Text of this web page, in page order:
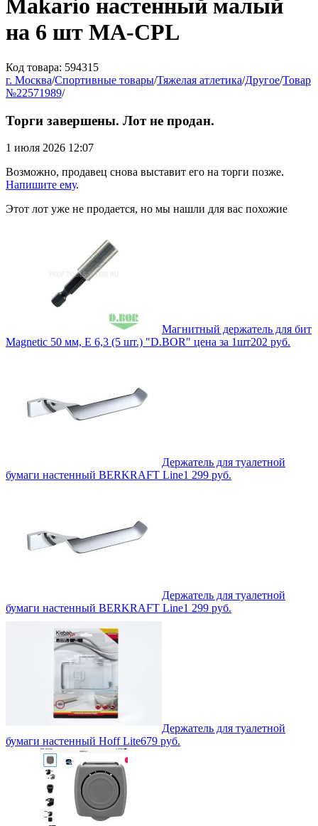
Makario настенный малый
на 6 шт MA-CPL
Код товара: 594315
г. Москва/Спортивные товары/Тяжелая атлетика/Другое/Товар
№22571989/
Торги завершены. Лот не продан.
1 июля 2026 12:07
Возможно, продавец снова выставит его на торги позже.
Напишите ему.
Этот лот уже не продается, но мы нашли для вас похожие
Магнитный держатель для бит
Magnetic 50 мм, E 6,3 (5 шт.) "D.BOR" цена за 1шт202 руб.
Держатель для туалетной
бумаги настенный BERKRAFT Line1 299 руб.
Держатель для туалетной
бумаги настенный BERKRAFT Line1 299 руб.
Держатель для туалетной
бумаги настенный Hoff Lite679 руб.